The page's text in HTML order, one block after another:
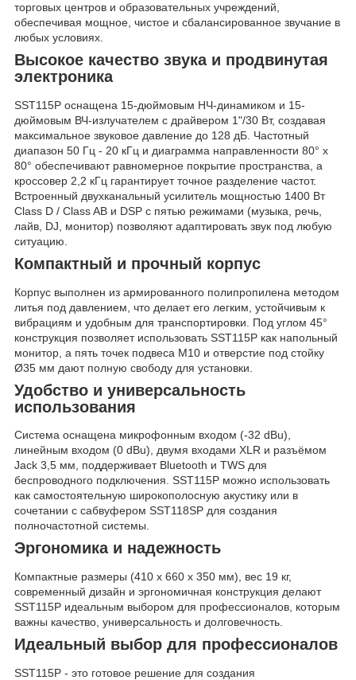
торговых центров и образовательных учреждений,
обеспечивая мощное, чистое и сбалансированное звучание в
любых условиях.
Высокое качество звука и продвинутая
электроника
SST115P оснащена 15-дюймовым НЧ-динамиком и 15-
дюймовым ВЧ-излучателем с драйвером 1"/30 Вт, создавая
максимальное звуковое давление до 128 дБ. Частотный
диапазон 50 Гц - 20 кГц и диаграмма направленности 80° x
80° обеспечивают равномерное покрытие пространства, а
кроссовер 2,2 кГц гарантирует точное разделение частот.
Встроенный двухканальный усилитель мощностью 1400 Вт
Class D / Class AB и DSP с пятью режимами (музыка, речь,
лайв, DJ, монитор) позволяют адаптировать звук под любую
ситуацию.
Компактный и прочный корпус
Корпус выполнен из армированного полипропилена методом
литья под давлением, что делает его легким, устойчивым к
вибрациям и удобным для транспортировки. Под углом 45°
конструкция позволяет использовать SST115P как напольный
монитор, а пять точек подвеса M10 и отверстие под стойку
Ø35 мм дают полную свободу для установки.
Удобство и универсальность
использования
Система оснащена микрофонным входом (-32 dBu),
линейным входом (0 dBu), двумя входами XLR и разъёмом
Jack 3,5 мм, поддерживает Bluetooth и TWS для
беспроводного подключения. SST115P можно использовать
как самостоятельную широкополосную акустику или в
сочетании с сабвуфером SST118SP для создания
полночастотной системы.
Эргономика и надежность
Компактные размеры (410 x 660 x 350 мм), вес 19 кг,
современный дизайн и эргономичная конструкция делают
SST115P идеальным выбором для профессионалов, которым
важны качество, универсальность и долговечность.
Идеальный выбор для профессионалов
SST115P - это готовое решение для создания